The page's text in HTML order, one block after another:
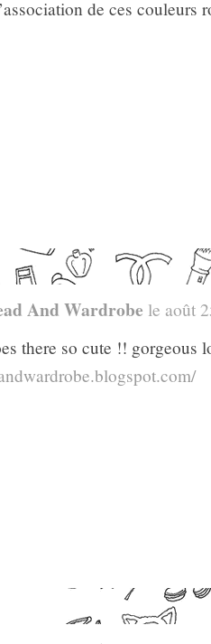
de ces couleurs
And Wardrobe le août
there so cute !! gorgeous